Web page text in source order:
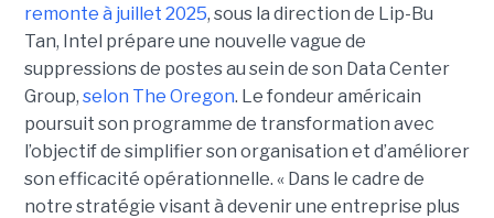
remonte à juillet 2025, sous la direction de Lip-Bu
Tan, Intel prépare une nouvelle vague de
suppressions de postes au sein de son Data Center
Group, selon The Oregon. Le fondeur américain
poursuit son programme de transformation avec
l’objectif de simplifier son organisation et d’améliorer
son efficacité opérationnelle. « Dans le cadre de
notre stratégie visant à devenir une entreprise plus